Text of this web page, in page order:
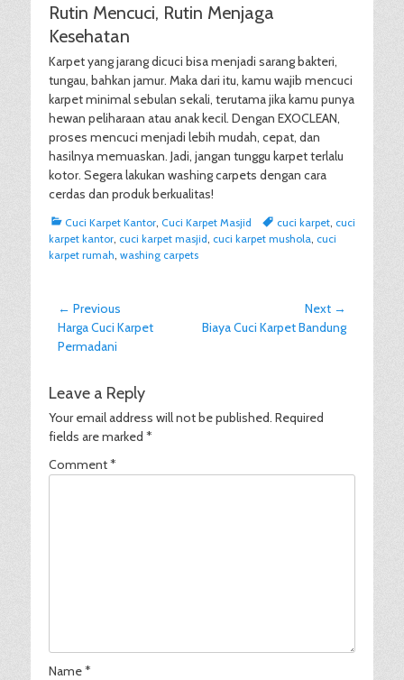
Rutin Mencuci, Rutin Menjaga
Kesehatan
Karpet yang jarang dicuci bisa menjadi sarang bakteri,
tungau, bahkan jamur. Maka dari itu, kamu wajib mencuci
karpet minimal sebulan sekali, terutama jika kamu punya
hewan peliharaan atau anak kecil. Dengan EXOCLEAN,
proses mencuci menjadi lebih mudah, cepat, dan
hasilnya memuaskan. Jadi, jangan tunggu karpet terlalu
kotor. Segera lakukan washing carpets dengan cara
cerdas dan produk berkualitas!
Categories
Cuci Karpet Kantor, Cuci Karpet Masjid Tagscuci karpet, cuci
karpet kantor, cuci karpet masjid, cuci karpet mushola, cuci
karpet rumah, washing carpets
Post
navigation
← Previous
Previous
post:
Harga Cuci Karpet
Permadani
Next →
Next
Biaya Cuci Karpet Bandung
Leave a Reply
Your email address will not be published. Required
fields are marked *
Comment*
Name*